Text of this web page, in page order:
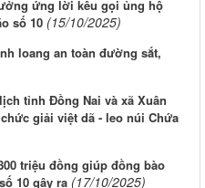
ứng lời kêu gọi ủng hộ
số 10 (15/10/2025)
loang an toàn đường sắt,
tỉnh Đồng Nai và xã Xuân
giải việt dã - leo núi Chứa
triệu đồng giúp đồng bào
10 gây ra (17/10/2025)